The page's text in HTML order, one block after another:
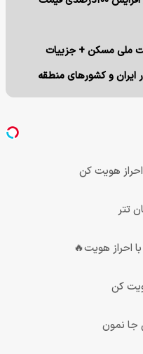
ملی مسکن + جزییات
ایران و کشورهای منطقه
هویت کن
جا نمون